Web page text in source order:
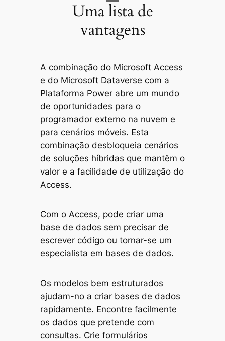
Uma lista de
vantagens
A combinação do Microsoft Access
e do Microsoft Dataverse com a
Plataforma Power abre um mundo
de oportunidades para o
programador externo na nuvem e
para cenários móveis. Esta
combinação desbloqueia cenários
de soluções híbridas que mantêm o
valor e a facilidade de utilização do
Access.
Com o Access, pode criar uma
base de dados sem precisar de
escrever código ou tornar-se um
especialista em bases de dados.
Os modelos bem estruturados
ajudam-no a criar bases de dados
rapidamente. Encontre facilmente
os dados que pretende com
consultas. Crie formulários